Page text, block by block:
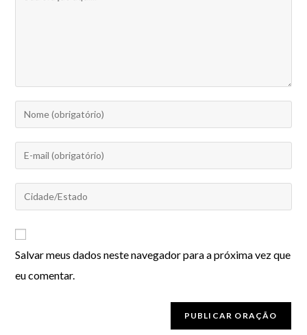
Salvar meus dados neste navegador para a próxima vez que
eu comentar.